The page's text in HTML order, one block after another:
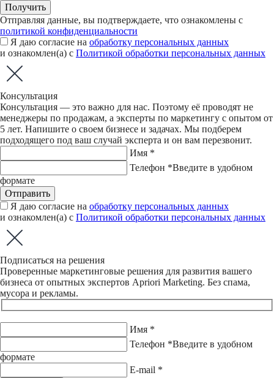
Отправляя данные, вы подтверждаете, что ознакомлены с
политикой конфиденциальности
Я даю согласие на обработку персональных данных
и ознакомлен(а) с Политикой обработки персональных данных
Консультация
Консультация — это важно для нас. Поэтому её проводят не
менеджеры по продажам, а эксперты по маркетингу с опытом от
5 лет. Напишите о своем бизнесе и задачах. Мы подберем
подходящего под ваш случай эксперта и он вам перезвонит.
Имя *
Телефон *Введите в удобном
формате
Отправить
Я даю согласие на обработку персональных данных
и ознакомлен(а) с Политикой обработки персональных данных
Подписаться на решения
Проверенные маркетинговые решения для развития вашего
бизнеса от опытных экспертов Apriori Marketing. Без спама,
мусора и рекламы.
Имя *
Телефон *Введите в удобном
формате
E-mail *